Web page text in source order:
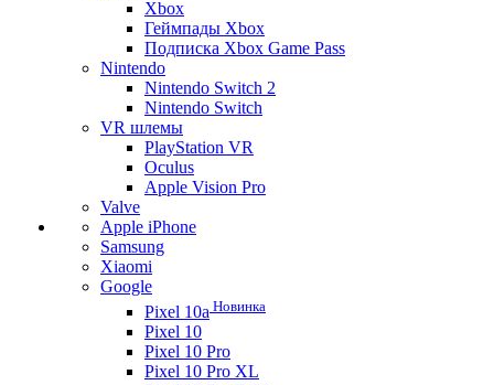
Xbox
Геймпады Xbox
Подписка Xbox Game Pass
Nintendo
Nintendo Switch 2
Nintendo Switch
VR шлемы
PlayStation VR
Oculus
Apple Vision Pro
Valve
Apple iPhone
Samsung
Xiaomi
Google
Pixel 10a Новинка
Pixel 10
Pixel 10 Pro
Pixel 10 Pro XL